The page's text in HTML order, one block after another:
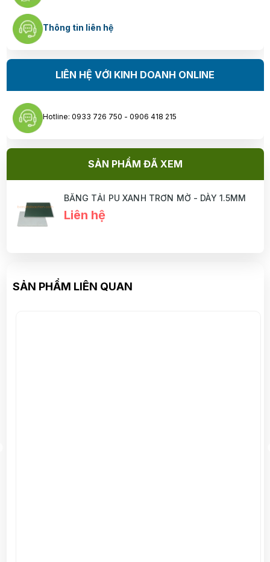
Thông tin liên hệ
LIÊN HỆ VỚI KINH DOANH ONLINE
Hotline: 0933 726 750 - 0906 418 215
SẢN PHẨM ĐÃ XEM
BĂNG TẢI PU XANH TRƠN MỜ - DÀY 1.5MM
Liên hệ
SẢN PHẨM LIÊN QUAN